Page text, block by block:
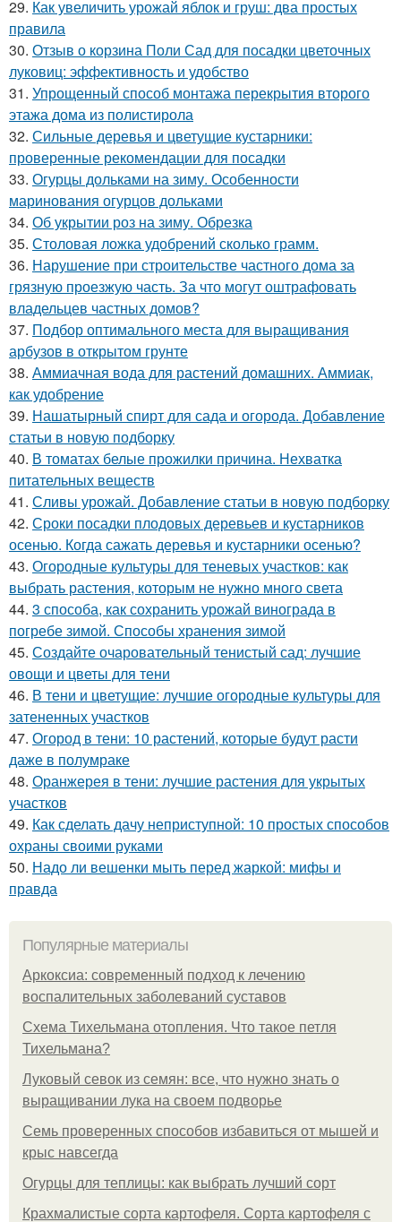
29. Как увеличить урожай яблок и груш: два простых
правила
30. Отзыв о корзина Поли Сад для посадки цветочных
луковиц: эффективность и удобство
31. Упрощенный способ монтажа перекрытия второго
этажа дома из полистирола
32. Сильные деревья и цветущие кустарники:
проверенные рекомендации для посадки
33. Огурцы дольками на зиму. Особенности
маринования огурцов дольками
34. Об укрытии роз на зиму. Обрезка
35. Столовая ложка удобрений сколько грамм.
36. Нарушение при строительстве частного дома за
грязную проезжую часть. За что могут оштрафовать
владельцев частных домов?
37. Подбор оптимального места для выращивания
арбузов в открытом грунте
38. Аммиачная вода для растений домашних. Аммиак,
как удобрение
39. Нашатырный спирт для сада и огорода. Добавление
статьи в новую подборку
40. В томатах белые прожилки причина. Нехватка
питательных веществ
41. Сливы урожай. Добавление статьи в новую подборку
42. Сроки посадки плодовых деревьев и кустарников
осенью. Когда сажать деревья и кустарники осенью?
43. Огородные культуры для теневых участков: как
выбрать растения, которым не нужно много света
44. 3 способа, как сохранить урожай винограда в
погребе зимой. Способы хранения зимой
45. Создайте очаровательный тенистый сад: лучшие
овощи и цветы для тени
46. В тени и цветущие: лучшие огородные культуры для
затененных участков
47. Огород в тени: 10 растений, которые будут расти
даже в полумраке
48. Оранжерея в тени: лучшие растения для укрытых
участков
49. Как сделать дачу неприступной: 10 простых способов
охраны своими руками
50. Надо ли вешенки мыть перед жаркой: мифы и
правда
Популярные материалы
Аркоксиа: современный подход к лечению
воспалительных заболеваний суставов
Схема Тихельмана отопления. Что такое петля
Тихельмана?
Луковый севок из семян: все, что нужно знать о
выращивании лука на своем подворье
Семь проверенных способов избавиться от мышей и
крыс навсегда
Огурцы для теплицы: как выбрать лучший сорт
Крахмалистые сорта картофеля. Сорта картофеля с